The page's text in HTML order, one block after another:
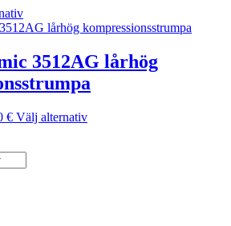
olika
alternativen
kan
väljas
på
produktsidan
Den
här
har
flera
varianter.
olika
alternativen
väljas
på
3512AG lårhög
€Prisintervall:
Välj alternativDen